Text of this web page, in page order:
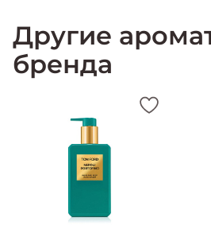
Другие
бренда